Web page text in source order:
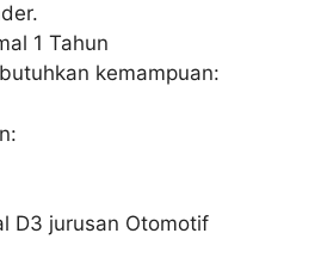
1 Tahun
kemampuan:
D3 jurusan Otomotif